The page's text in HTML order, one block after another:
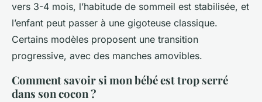
vers 3-4 mois, l’habitude de sommeil est stabilisée, et
l’enfant peut passer à une gigoteuse classique.
Certains modèles proposent une transition
progressive, avec des manches amovibles.
Comment savoir si mon bébé est trop serré
dans son cocon ?